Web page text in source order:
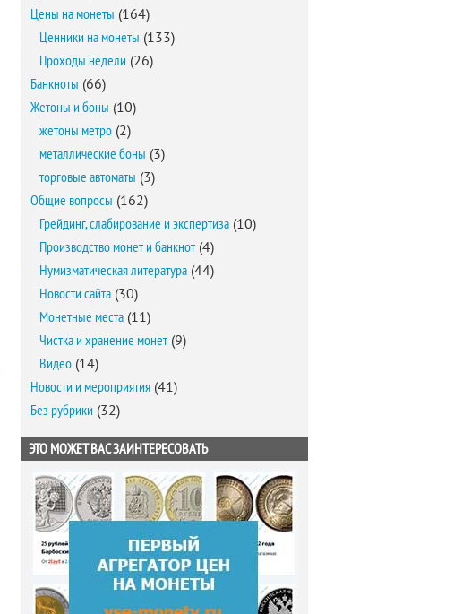
Цены на монеты (164)
Ценники на монеты (133)
Проходы недели (26)
Банкноты (66)
Жетоны и боны (10)
жетоны метро (2)
металлические боны (3)
торговые автоматы (3)
Общие вопросы (162)
Грейдинг, слабирование и экспертиза (10)
Производство монет и банкнот(4)
Нумизматическая литература (44)
Новости сайта (30)
Монетные места (11)
Чистка и хранение монет(9)
Видео (14)
Новости и мероприятия (41)
Без рубрики (32)
ЭТО МОЖЕТ ВАС ЗАИНТЕРЕСОВАТЬ